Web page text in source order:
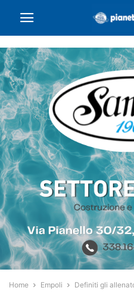
Home Empoli Definiti gli